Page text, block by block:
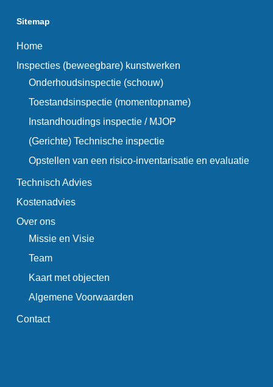
Sitemap
Home
Inspecties (beweegbare) kunstwerken
Onderhoudsinspectie (schouw)
Toestandsinspectie (momentopname)
Instandhoudings inspectie / MJOP
(Gerichte) Technische inspectie
Opstellen van een risico-inventarisatie en evaluatie
Technisch Advies
Kostenadvies
Over ons
Missie en Visie
Team
Kaart met objecten
Algemene Voorwaarden
Contact